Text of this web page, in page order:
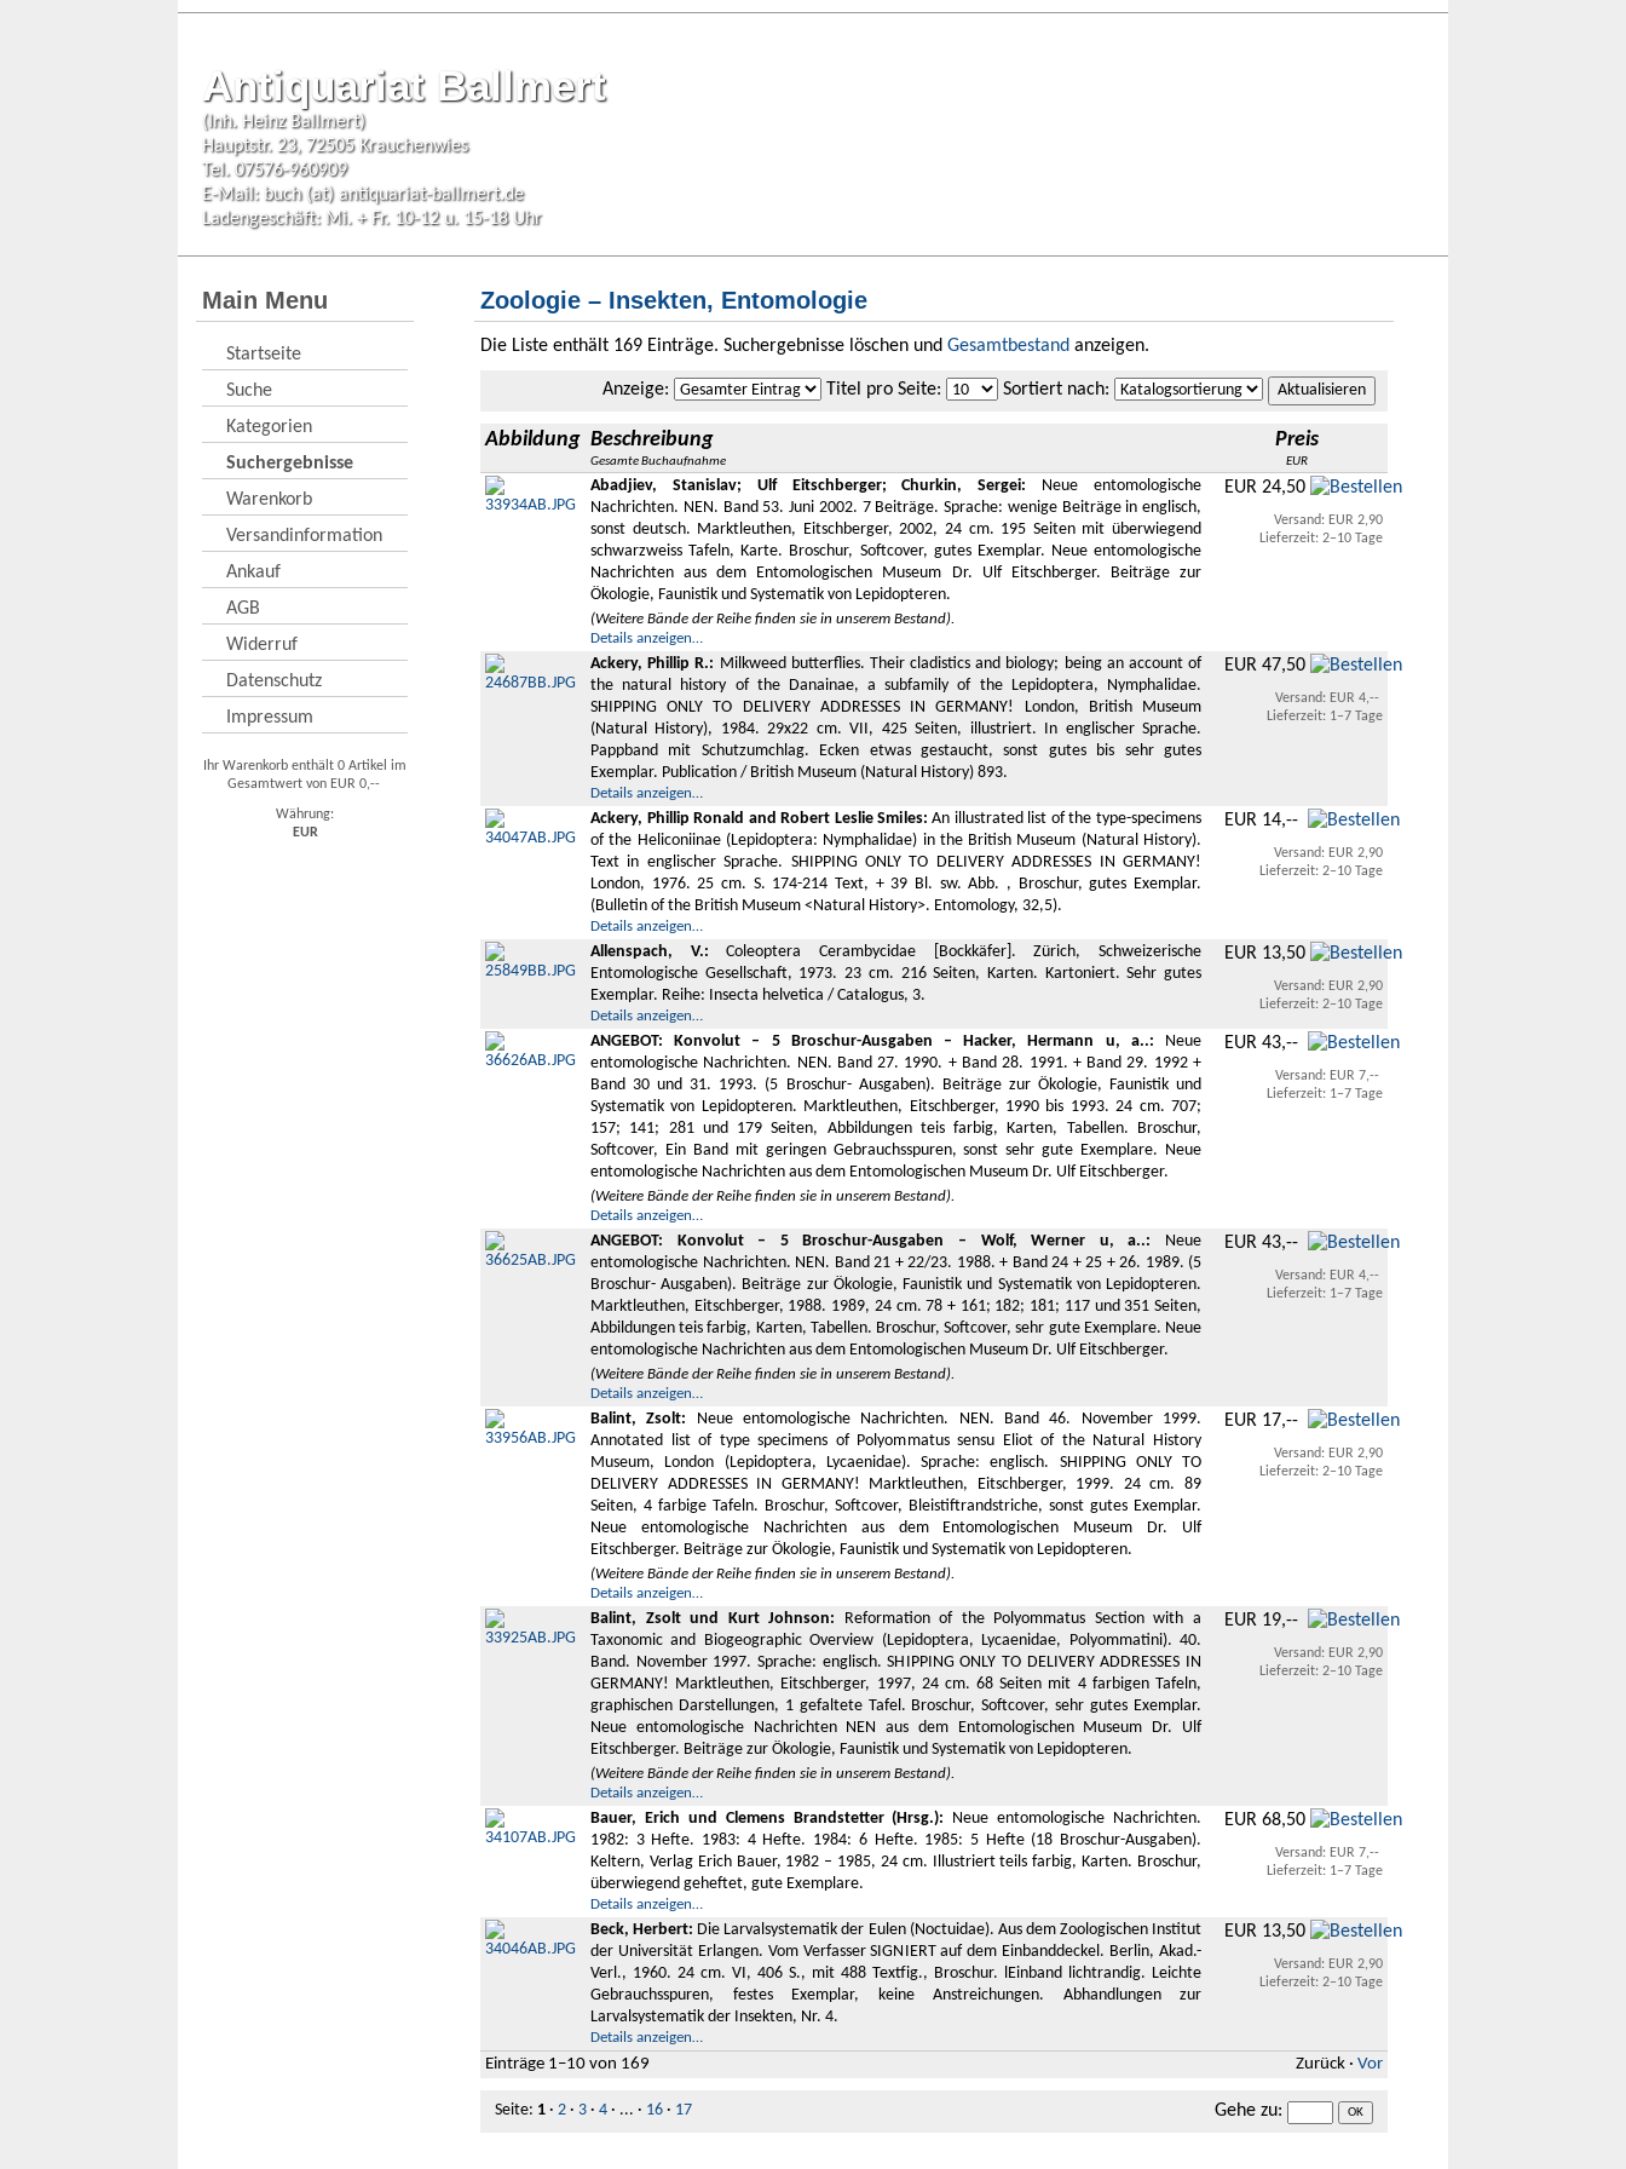
Antiquariat Ballmert
(Inh. Heinz Ballmert)
Hauptstr. 23, 72505 Krauchenwies
Tel. 07576-960909
E-Mail: buch (at) antiquariat-ballmert.de
Ladengeschäft: Mi. + Fr. 10-12 u. 15-18 Uhr
Main Menu
Startseite
Suche
Kategorien
Suchergebnisse
Warenkorb
Versandinformation
Ankauf
AGB
Widerruf
Datenschutz
Impressum
Ihr Warenkorb enthält 0 Artikel im
Gesamtwert von EUR 0,--
Währung:
EUR
Zoologie – Insekten, Entomologie
Die Liste enthält 169 Einträge. Suchergebnisse löschen und Gesamtbestand anzeigen.
Anzeige: Titel pro Seite: Sortiert nach:
Abbildung Beschreibung
Gesamte Buchaufnahme
Preis
EUR
Abadjiev, Stanislav; Ulf Eitschberger; Churkin, Sergei: Neue entomologische
Nachrichten. NEN. Band 53. Juni 2002. 7 Beiträge. Sprache: wenige Beiträge in englisch,
sonst deutsch. Marktleuthen, Eitschberger, 2002, 24 cm. 195 Seiten mit überwiegend
schwarzweiss Tafeln, Karte. Broschur, Softcover, gutes Exemplar. Neue entomologische
Nachrichten aus dem Entomologischen Museum Dr. Ulf Eitschberger. Beiträge zur
Ökologie, Faunistik und Systematik von Lepidopteren.
(Weitere Bände der Reihe finden sie in unserem Bestand).
Details anzeigen…
EUR 24,50
Versand: EUR 2,90
Lieferzeit: 2–10 Tage
Ackery, Phillip R.: Milkweed butterflies. Their cladistics and biology; being an account of
the natural history of the Danainae, a subfamily of the Lepidoptera, Nymphalidae.
SHIPPING ONLY TO DELIVERY ADDRESSES IN GERMANY! London, British Museum
(Natural History), 1984. 29x22 cm. VII, 425 Seiten, illustriert. In englischer Sprache.
Pappband mit Schutzumchlag. Ecken etwas gestaucht, sonst gutes bis sehr gutes
Exemplar. Publication / British Museum (Natural History) 893.
Details anzeigen…
EUR 47,50
Versand: EUR 4,--
Lieferzeit: 1–7 Tage
Ackery, Phillip Ronald and Robert Leslie Smiles: An illustrated list of the type-specimens
of the Heliconiinae (Lepidoptera: Nymphalidae) in the British Museum (Natural History).
Text in englischer Sprache. SHIPPING ONLY TO DELIVERY ADDRESSES IN GERMANY!
London, 1976. 25 cm. S. 174-214 Text, + 39 Bl. sw. Abb. , Broschur, gutes Exemplar.
(Bulletin of the British Museum <Natural History>. Entomology, 32,5).
Details anzeigen…
EUR 14,--
Versand: EUR 2,90
Lieferzeit: 2–10 Tage
Allenspach, V.: Coleoptera Cerambycidae [Bockkäfer]. Zürich, Schweizerische
Entomologische Gesellschaft, 1973. 23 cm. 216 Seiten, Karten. Kartoniert. Sehr gutes
Exemplar. Reihe: Insecta helvetica / Catalogus, 3.
Details anzeigen…
EUR 13,50
Versand: EUR 2,90
Lieferzeit: 2–10 Tage
ANGEBOT: Konvolut – 5 Broschur-Ausgaben – Hacker, Hermann u, a..: Neue
entomologische Nachrichten. NEN. Band 27. 1990. + Band 28. 1991. + Band 29. 1992 +
Band 30 und 31. 1993. (5 Broschur- Ausgaben). Beiträge zur Ökologie, Faunistik und
Systematik von Lepidopteren. Marktleuthen, Eitschberger, 1990 bis 1993. 24 cm. 707;
157; 141; 281 und 179 Seiten, Abbildungen teis farbig, Karten, Tabellen. Broschur,
Softcover, Ein Band mit geringen Gebrauchsspuren, sonst sehr gute Exemplare. Neue
entomologische Nachrichten aus dem Entomologischen Museum Dr. Ulf Eitschberger.
(Weitere Bände der Reihe finden sie in unserem Bestand).
Details anzeigen…
EUR 43,--
Versand: EUR 7,--
Lieferzeit: 1–7 Tage
ANGEBOT: Konvolut – 5 Broschur-Ausgaben – Wolf, Werner u, a..: Neue
entomologische Nachrichten. NEN. Band 21 + 22/23. 1988. + Band 24 + 25 + 26. 1989. (5
Broschur- Ausgaben). Beiträge zur Ökologie, Faunistik und Systematik von Lepidopteren.
Marktleuthen, Eitschberger, 1988. 1989, 24 cm. 78 + 161; 182; 181; 117 und 351 Seiten,
Abbildungen teis farbig, Karten, Tabellen. Broschur, Softcover, sehr gute Exemplare. Neue
entomologische Nachrichten aus dem Entomologischen Museum Dr. Ulf Eitschberger.
(Weitere Bände der Reihe finden sie in unserem Bestand).
Details anzeigen…
EUR 43,--
Versand: EUR 4,--
Lieferzeit: 1–7 Tage
Balint, Zsolt: Neue entomologische Nachrichten. NEN. Band 46. November 1999.
Annotated list of type specimens of Polyommatus sensu Eliot of the Natural History
Museum, London (Lepidoptera, Lycaenidae). Sprache: englisch. SHIPPING ONLY TO
DELIVERY ADDRESSES IN GERMANY! Marktleuthen, Eitschberger, 1999. 24 cm. 89
Seiten, 4 farbige Tafeln. Broschur, Softcover, Bleistiftrandstriche, sonst gutes Exemplar.
Neue entomologische Nachrichten aus dem Entomologischen Museum Dr. Ulf
Eitschberger. Beiträge zur Ökologie, Faunistik und Systematik von Lepidopteren.
(Weitere Bände der Reihe finden sie in unserem Bestand).
Details anzeigen…
EUR 17,--
Versand: EUR 2,90
Lieferzeit: 2–10 Tage
Balint, Zsolt und Kurt Johnson: Reformation of the Polyommatus Section with a
Taxonomic and Biogeographic Overview (Lepidoptera, Lycaenidae, Polyommatini). 40.
Band. November 1997. Sprache: englisch. SHIPPING ONLY TO DELIVERY ADDRESSES IN
GERMANY! Marktleuthen, Eitschberger, 1997, 24 cm. 68 Seiten mit 4 farbigen Tafeln,
graphischen Darstellungen, 1 gefaltete Tafel. Broschur, Softcover, sehr gutes Exemplar.
Neue entomologische Nachrichten NEN aus dem Entomologischen Museum Dr. Ulf
Eitschberger. Beiträge zur Ökologie, Faunistik und Systematik von Lepidopteren.
(Weitere Bände der Reihe finden sie in unserem Bestand).
Details anzeigen…
EUR 19,--
Versand: EUR 2,90
Lieferzeit: 2–10 Tage
Bauer, Erich und Clemens Brandstetter (Hrsg.): Neue entomologische Nachrichten.
1982: 3 Hefte. 1983: 4 Hefte. 1984: 6 Hefte. 1985: 5 Hefte (18 Broschur-Ausgaben).
Keltern, Verlag Erich Bauer, 1982 – 1985, 24 cm. Illustriert teils farbig, Karten. Broschur,
überwiegend geheftet, gute Exemplare.
Details anzeigen…
EUR 68,50
Versand: EUR 7,--
Lieferzeit: 1–7 Tage
Beck, Herbert: Die Larvalsystematik der Eulen (Noctuidae). Aus dem Zoologischen Institut
der Universität Erlangen. Vom Verfasser SIGNIERT auf dem Einbanddeckel. Berlin, Akad.-
Verl., 1960. 24 cm. VI, 406 S., mit 488 Textfig., Broschur. lEinband lichtrandig. Leichte
Gebrauchsspuren, festes Exemplar, keine Anstreichungen. Abhandlungen zur
Larvalsystematik der Insekten, Nr. 4.
Details anzeigen…
EUR 13,50
Versand: EUR 2,90
Lieferzeit: 2–10 Tage
Einträge 1–10 von 169 Zurück · Vor
Seite: 1 · 2 · 3 · 4 · ... · 16 · 17 Gehe zu: